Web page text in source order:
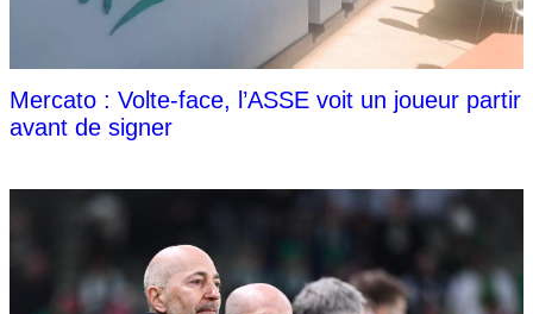
Mercato : Volte-face, l’ASSE voit un joueur partir
avant de signer